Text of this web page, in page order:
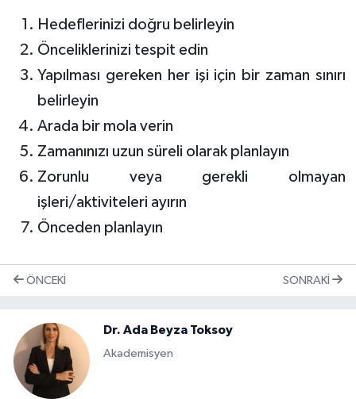
Hedeflerinizi doğru belirleyin
Önceliklerinizi tespit edin
Yapılması gereken her işi için bir zaman sınırı
belirleyin
Arada bir mola verin
Zamanınızı uzun süreli olarak planlayın
Zorunlu veya gerekli olmayan
işleri/aktiviteleri ayırın
Önceden planlayın
ÖNCEKI SONRAKI
Dr. Ada Beyza Toksoy
Akademisyen